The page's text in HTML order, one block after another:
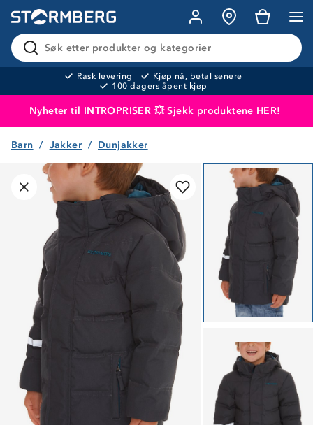
Søk etter produkter og kategorier
Rask levering
Kjøp nå, betal senere
100 dagers åpent kjøp
Nyheter til INTROPRISER 💥 Sjekk produktene HER!
Produktet er lagt i handlekurven
Barn Jakker Dunjakker